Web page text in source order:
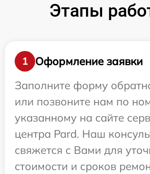
Этапы
1
Оформление заявки
Заполните форму
или позвоните нам по
указанному на сайте
центра Pard. Наш
свяжется с Вами для
стоимости и сроков